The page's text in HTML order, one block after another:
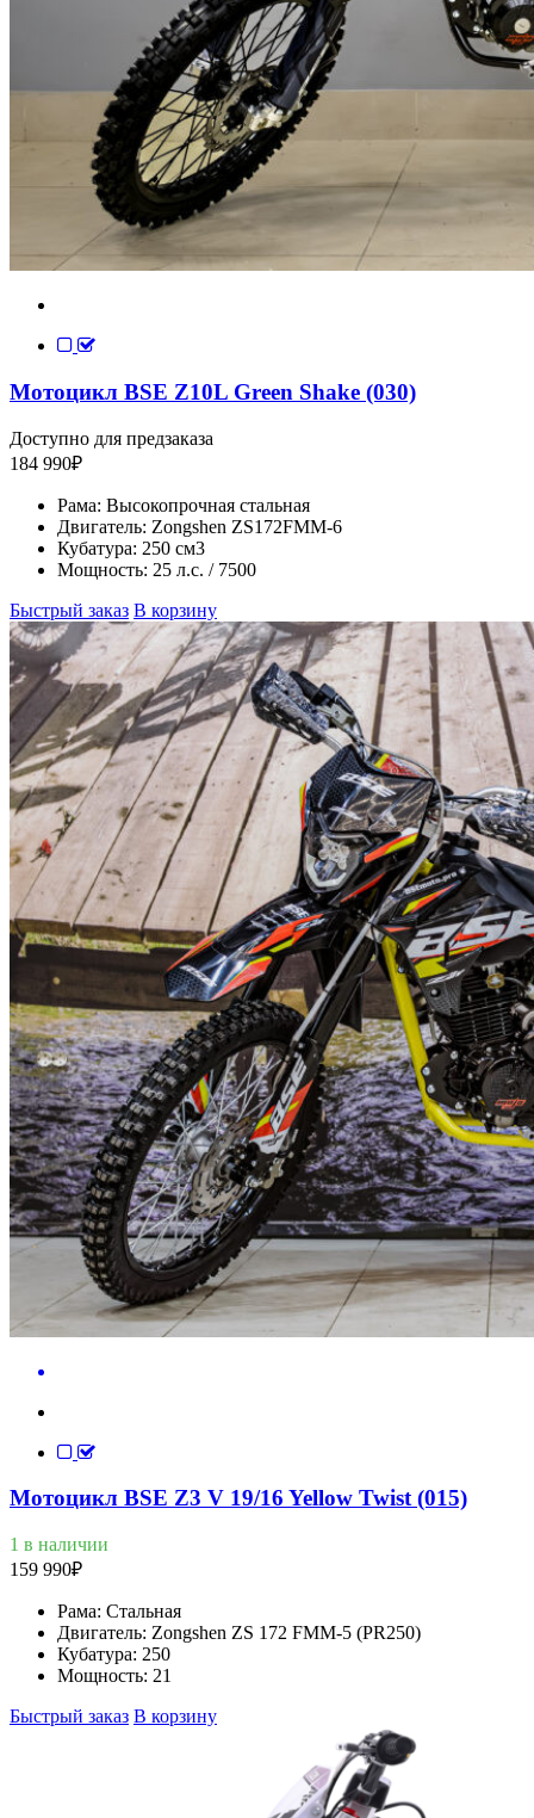
Мотоцикл BSE Z10L Green Shake (030)
Доступно для предзаказа
184 990₽
Рама: Высокопрочная стальная
Двигатель: Zongshen ZS172FMM-6
Кубатура: 250 см3
Мощность: 25 л.с. / 7500
Быстрый заказ В корзину
Мотоцикл BSE Z3 V 19/16 Yellow Twist (015)
1 в наличии
159 990₽
Рама: Стальная
Двигатель: Zongshen ZS 172 FMM-5 (PR250)
Кубатура: 250
Мощность: 21
Быстрый заказ В корзину